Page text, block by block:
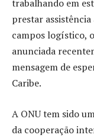
trabalhando em
prestar
campos logístico,
anunciada
mensagem de
Caribe.
A ONU tem sido
da cooperação